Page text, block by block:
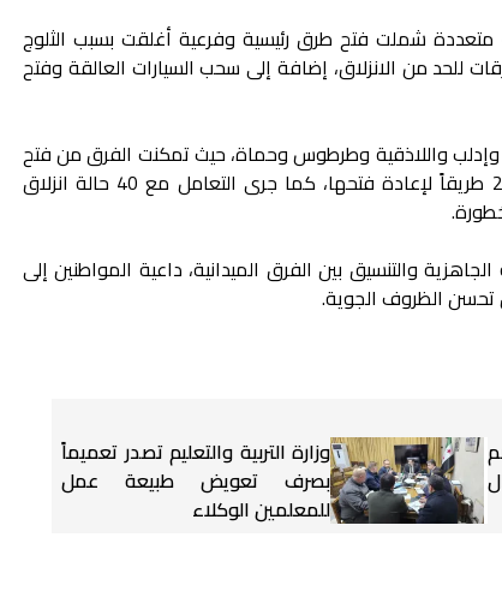
شملت فتح طرق رئيسية وفرعية أغلقت بسبب الثلوج
للحد من الانزلاق، إضافة إلى سحب السيارات العالقة وفتح
واللاذقية وطرطوس وحماة، حيث تمكنت الفرق من فتح
45 طريقاً رئيسياً، فيما لا تزال الأعمال مستمرة على 22 طريقاً لإعادة فتحها، كما جرى التعامل مع 40 حالة انزلاق
والتنسيق بين الفرق الميدانية، داعية المواطنين إلى
تحسن الظروف الجوية.
وزارة التربية والتعليم تصدر تعميماً
بصرف تعويض طبيعة عمل
للمعلمين الوكلاء